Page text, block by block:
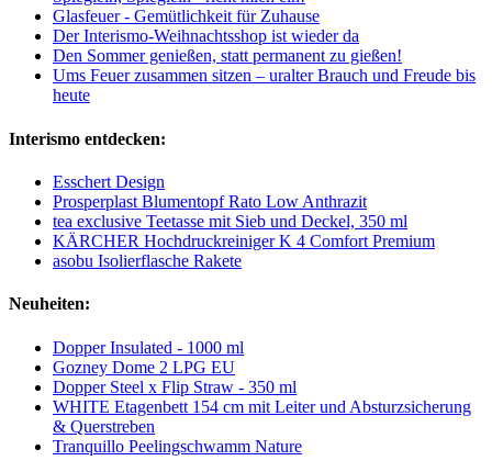
Glasfeuer - Gemütlichkeit für Zuhause
Der Interismo-Weihnachtsshop ist wieder da
Den Sommer genießen, statt permanent zu gießen!
Ums Feuer zusammen sitzen – uralter Brauch und Freude bis
heute
Interismo entdecken:
Esschert Design
Prosperplast Blumentopf Rato Low Anthrazit
tea exclusive Teetasse mit Sieb und Deckel, 350 ml
KÄRCHER Hochdruckreiniger K 4 Comfort Premium
asobu Isolierflasche Rakete
Neuheiten:
Dopper Insulated - 1000 ml
Gozney Dome 2 LPG EU
Dopper Steel x Flip Straw - 350 ml
WHITE Etagenbett 154 cm mit Leiter und Absturzsicherung
& Querstreben
Tranquillo Peelingschwamm Nature